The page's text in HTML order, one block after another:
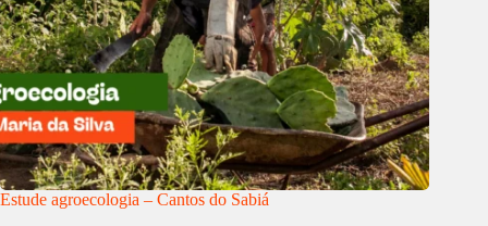
Estude agroecologia – Cantos do Sabiá